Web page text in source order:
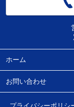
ホーム
お問い合わせ
プライバシーポリシ